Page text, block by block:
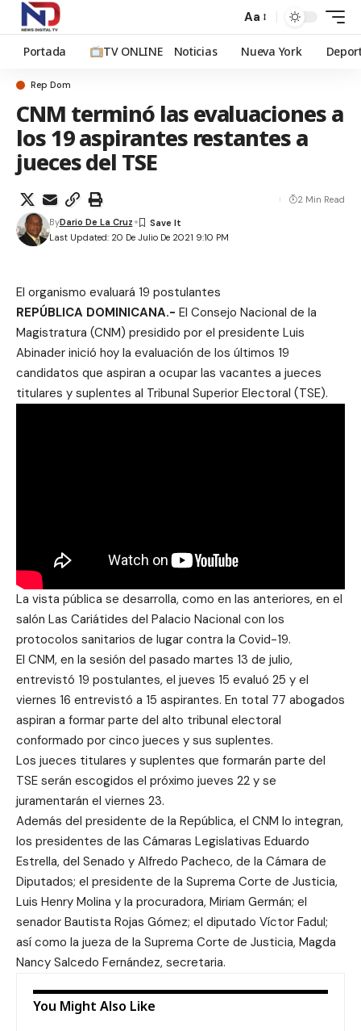
Aa
Portada TV ONLINE Noticias Nueva York
Rep Dom
CNM terminó las evaluaciones a
los 19 aspirantes restantes a
jueces del TSE
Last Updated: 20 De Julio De 2021 9:10 PM
ByDario De La Cruz
2 Min Read
El organismo evaluará 19 postulantes
REPÚBLICA DOMINICANA.- El Consejo Nacional de la
Magistratura (CNM) presidido por el presidente Luis
Abinader inició hoy la evaluación de los últimos 19
candidatos que aspiran a ocupar las vacantes a jueces
titulares y suplentes al Tribunal Superior Electoral (TSE).
La vista pública se desarrolla, como en las anteriores, en el
salón Las Cariátides del Palacio Nacional con los
protocolos sanitarios de lugar contra la Covid-19.
El CNM, en la sesión del pasado martes 13 de julio,
entrevistó 19 postulantes, el jueves 15 evaluó 25 y el
viernes 16 entrevistó a 15 aspirantes. En total 77 abogados
aspiran a formar parte del alto tribunal electoral
conformado por cinco jueces y sus suplentes.
Los jueces titulares y suplentes que formarán parte del
TSE serán escogidos el próximo jueves 22 y se
juramentarán el viernes 23.
Además del presidente de la República, el CNM lo integran,
los presidentes de las Cámaras Legislativas Eduardo
Estrella, del Senado y Alfredo Pacheco, de la Cámara de
Diputados; el presidente de la Suprema Corte de Justicia,
Luis Henry Molina y la procuradora, Miriam Germán; el
senador Bautista Rojas Gómez; el diputado Víctor Fadul;
así como la jueza de la Suprema Corte de Justicia, Magda
Nancy Salcedo Fernández, secretaria.
You Might Also Like